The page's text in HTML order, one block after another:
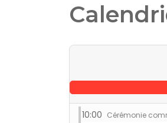
10:00 Cérémonie